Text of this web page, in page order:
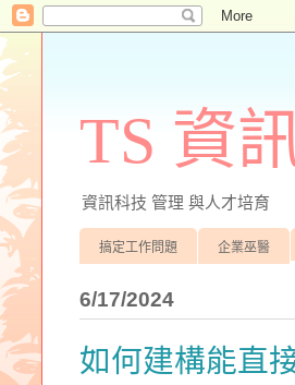
TS 資
資訊科技 管理 與人才培育
搞定工作問題 企業巫醫
6/17/2024
如何建構能直